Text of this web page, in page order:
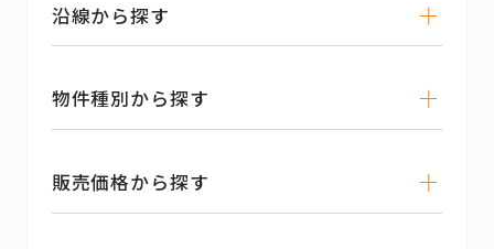
沿線から探す
物件種別から探す
販売価格から探す